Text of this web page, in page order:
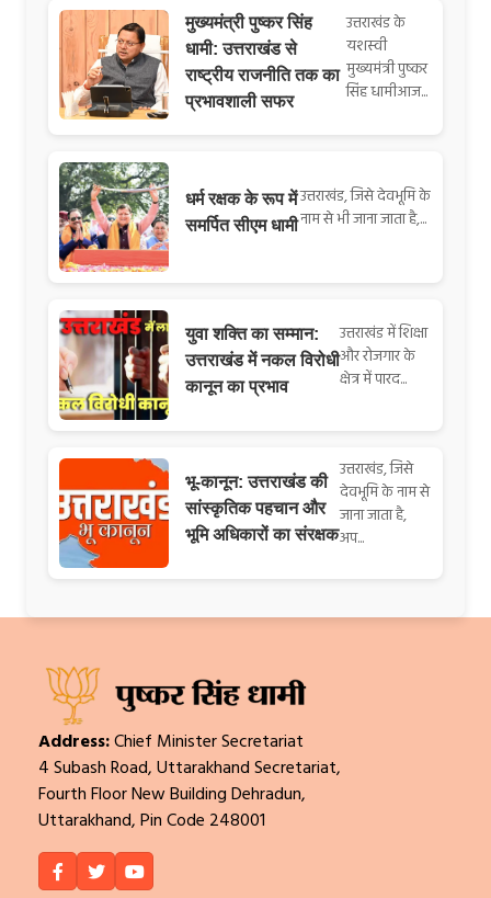
मुख्यमंत्री पुष्कर सिंह
धामी: उत्तराखंड से
राष्ट्रीय राजनीति तक का
प्रभावशाली सफर
उत्तराखंड के
यशस्वी
मुख्यमंत्री पुष्कर
सिंह धामीआज...
धर्म रक्षक के रूप में
समर्पित सीएम धामी
उत्तराखंड, जिसे देवभूमि के
नाम से भी जाना जाता है,...
युवा शक्ति का सम्मान:
उत्तराखंड में नकल विरोधी
कानून का प्रभाव
उत्तराखंड में शिक्षा
और रोजगार के
क्षेत्र में पारद...
भू-कानून: उत्तराखंड की
सांस्कृतिक पहचान और
भूमि अधिकारों का संरक्षक
उत्तराखंड, जिसे
देवभूमि के नाम से
जाना जाता है,
अप...
Address:Chief Minister Secretariat
4 Subash Road, Uttarakhand Secretariat,
Fourth Floor New Building Dehradun,
Uttarakhand, Pin Code 248001